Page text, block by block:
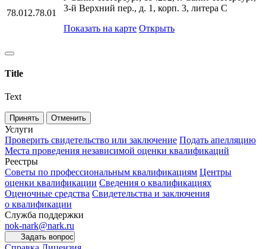
78.012.78.01
3-й Верхний пер., д. 1, корп. 3, литера С
Показать на карте Открыть
Title
Text
Принять Отменить
Услуги
Проверить свидетельство или заключение Подать апелляцию
Места проведения независимой оценки квалификаций
Реестры
Советы по профессиональным квалификациям Центры
оценки квалификации Сведения о квалификациях
Оценочные средства Свидетельства и заключения
о квалификации
Служба поддержки
nok-nark@nark.ru
Задать вопрос